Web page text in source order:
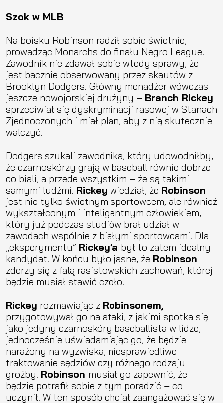
Szok w MLB
Na boisku Robinson radził sobie świetnie,
prowadząc Monarchs do finału Negro League.
Zawodnik nie zdawał sobie wtedy sprawy, że
jest bacznie obserwowany przez skautów z
Brooklyn Dodgers. Główny menadżer wówczas
jeszcze nowojorskiej drużyny – Branch Rickey
sprzeciwiał się dyskryminacji rasowej w Stanach
Zjednoczonych i miał plan, aby z nią skutecznie
walczyć.
Dodgers szukali zawodnika, który udowodniłby,
że czarnoskórzy grają w baseball równie dobrze
co biali, a przede wszystkim – że są takimi
samymi ludźmi. Rickey wiedział, że Robinson
jest nie tylko świetnym sportowcem, ale również
wykształconym i inteligentnym człowiekiem,
który już podczas studiów brał udział w
zawodach wspólnie z białymi sportowcami. Dla
„eksperymentu” Rickey’a był to zatem idealny
kandydat. W końcu było jasne, że Robinson
zderzy się z falą rasistowskich zachowań, której
będzie musiał stawić czoło.
Rickey rozmawiając z Robinsonem,
przygotowywał go na ataki, z jakimi spotka się
jako jedyny czarnoskóry baseballista w lidze,
jednocześnie uświadamiając go, że będzie
narażony na wyzwiska, niesprawiedliwe
traktowanie sędziów czy różnego rodzaju
groźby. Robinson musiał go zapewnić, że
będzie potrafił sobie z tym poradzić – co
uczynił. W ten sposób chciał zaangażować się w